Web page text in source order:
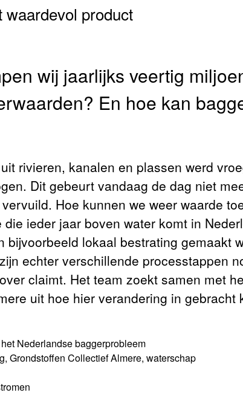
waardevol product
wij jaarlijks veertig
En hoe kan
rivieren, kanalen en plassen werd
Dit gebeurt vandaag de dag niet
Hoe kunnen we weer waarde
ieder jaar boven water komt in
bijvoorbeeld lokaal bestrating gemaakt
echter verschillende processtappen
claimt. Het team zoekt samen met
uit hoe hier verandering in gebracht
Nederlandse baggerprobleem
Grondstoffen Collectief Almere, waterschap